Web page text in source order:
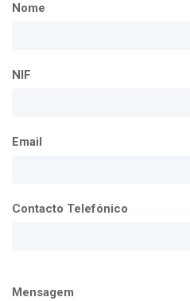
Nome
NIF
Email
Contacto Telefónico
Mensagem